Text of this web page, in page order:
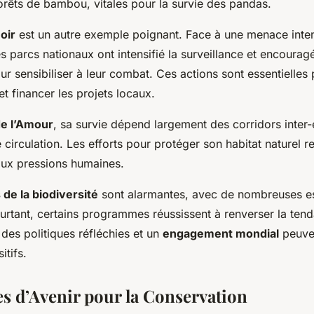
de bambou, vitales pour la survie des pandas.
est un autre exemple poignant. Face à une menace
parcs nationaux ont intensifié la surveillance et
sensibiliser à leur combat. Ces actions sont essentielles
financer les projets locaux.
l’Amour, sa survie dépend largement des corridors
circulation. Les efforts pour protéger son habitat naturel
pressions humaines.
la biodiversité sont alarmantes, avec de nombreuses
certains programmes réussissent à renverser la
politiques réfléchies et un engagement mondial
d’Avenir pour la Conservation